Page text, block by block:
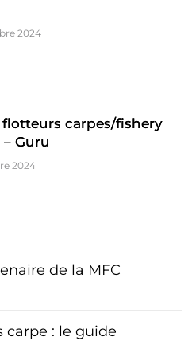
2024
flotteurs carpes/fishery
Guru
2024
de la MFC
carpe : le guide